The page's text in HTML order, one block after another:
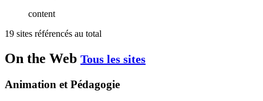
content
19 sites référencés au total
On the Web Tous les sites
Animation et Pédagogie